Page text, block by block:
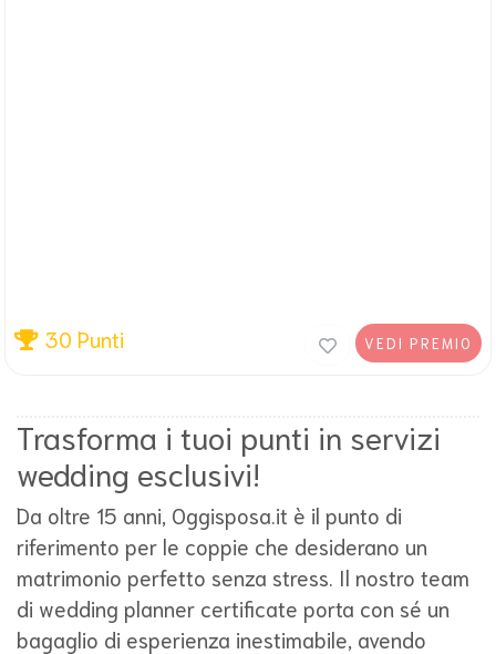
30 Punti VEDI PREMIO
Trasforma i tuoi punti in servizi
wedding esclusivi!
Da oltre 15 anni, Oggisposa.it è il punto di
riferimento per le coppie che desiderano un
matrimonio perfetto senza stress. Il nostro team
di wedding planner certificate porta con sé un
bagaglio di esperienza inestimabile, avendo